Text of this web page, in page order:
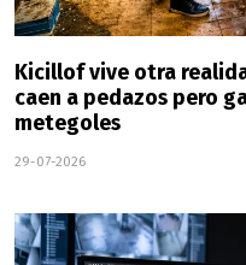
Kicillof vive otra
caen a pedazos pero
metegoles
29-07-2026